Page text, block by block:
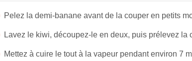
Pelez la demi-banane avant de la couper en petits
Lavez le kiwi, découpez-le en deux, puis prélevez la
Mettez à cuire le tout à la vapeur pendant environ 7